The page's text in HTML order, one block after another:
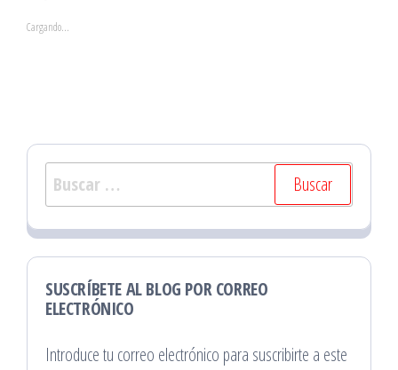
Cargando...
Buscar:
SUSCRÍBETE AL BLOG POR CORREO
ELECTRÓNICO
Introduce tu correo electrónico para suscribirte a este